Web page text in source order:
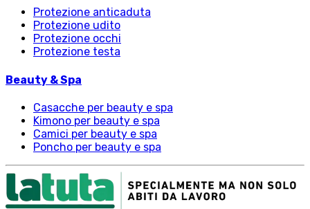
Protezione anticaduta
Protezione udito
Protezione occhi
Protezione testa
Beauty & Spa
Casacche per beauty e spa
Kimono per beauty e spa
Camici per beauty e spa
Poncho per beauty e spa